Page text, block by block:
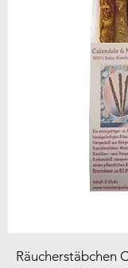
Räucherstäbchen